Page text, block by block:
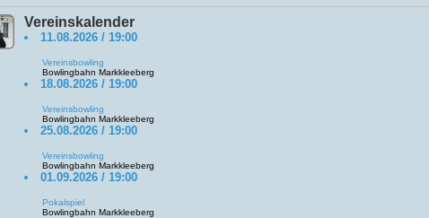
Vereinskalender
11.08.2026 / 19:00
Vereinsbowling
Bowlingbahn Markkleeberg
18.08.2026 / 19:00
Vereinsbowling
Bowlingbahn Markkleeberg
25.08.2026 / 19:00
Vereinsbowling
Bowlingbahn Markkleeberg
01.09.2026 / 19:00
Pokalspiel
Bowlingbahn Markkleeberg